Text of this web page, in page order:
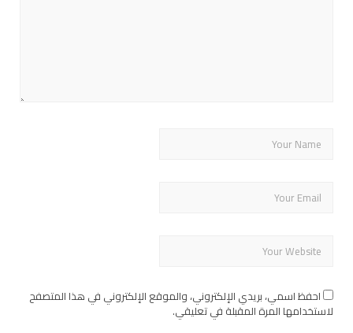
احفظ اسمي، بريدي الإلكتروني، والموقع الإلكتروني في هذا المتصفح
لاستخدامها المرة المقبلة في تعليقي.